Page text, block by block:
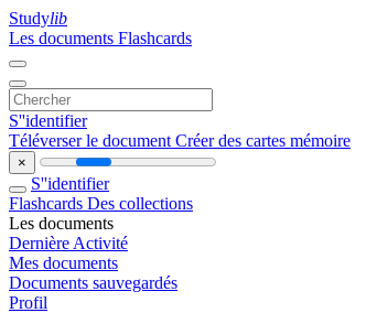
Studylib
Les documents Flashcards
S''identifier
Téléverser le document Créer des cartes mémoire
×
S''identifier
Flashcards Des collections
Les documents
Dernière Activité
Mes documents
Documents sauvegardés
Profil